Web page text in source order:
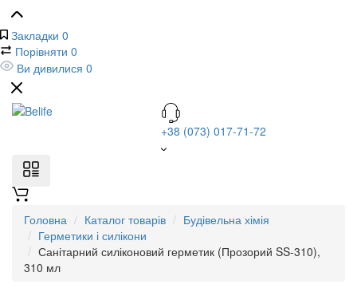
Закладки 0
Порівняти 0
Ви дивилися 0
+38 (073) 017-71-72
Головна Каталог товарів
Будівельна хімія
Герметики і силікони
Санітарний силіконовий герметик (Прозорий SS-310),
310 мл